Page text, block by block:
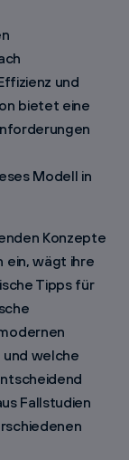
und
bietet eine
Modell in
Konzepte
ein, wägt ihre
Tipps für
welche
Fallstudien